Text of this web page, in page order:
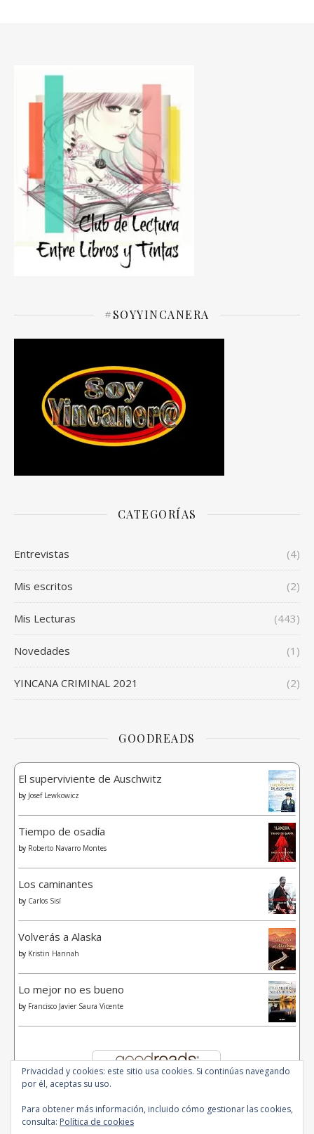
#SOYYINCANERA
CATEGORÍAS
Entrevistas (4)
Mis escritos (2)
Mis Lecturas (443)
Novedades (1)
YINCANA CRIMINAL 2021 (2)
GOODREADS
El superviviente de Auschwitz
by Josef Lewkowicz
Tiempo de osadía
by Roberto Navarro Montes
Los caminantes
by Carlos Sisí
Volverás a Alaska
by Kristin Hannah
Lo mejor no es bueno
by Francisco Javier Saura Vicente
Privacidad y cookies: este sitio usa cookies. Si continúas navegando
por él, aceptas su uso.
Para obtener más información, incluido cómo gestionar las cookies,
consulta: Política de cookies